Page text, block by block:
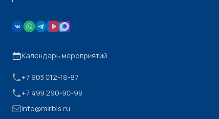
Календарь мероприятий
+7 903 012-18-87
+7 499 290-90-99
info@mirbis.ru